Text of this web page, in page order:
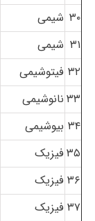
۳۰ شیمی
۳۱ شیمی
۳۲ فیتوشیمی
۳۳ نانوشیمی
۳۴ بیوشیمی
۳۵فیزیک
۳۶ فیزیک
۳۷ فیزیک